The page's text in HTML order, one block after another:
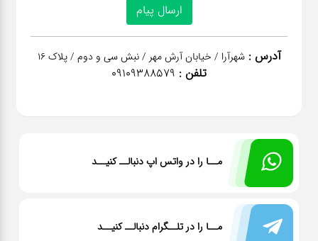
آدرس : شهرآرا / خیابان آرش مهر / نبش سی و دوم / پلاک 16
تلفن : 09109388579
مــا را در واتس اپ دنبالــ کنیــد
مــا را در تلــگرام دنبالــ کنیــد